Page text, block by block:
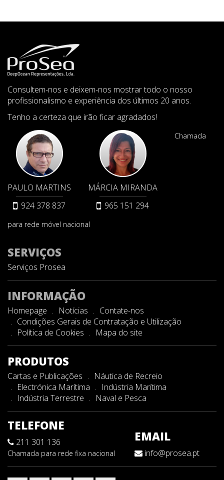
Consultem-nos e deixem-nos mostrar todo o nosso
profissionalismo e experiência dos últimos 20 anos.
Tenho a certeza que irão ficar agradados!
PAULO MARTINS
924 378 837
MÁRCIA MIRANDA
965 151 294
Chamada
para rede móvel nacional
SERVIÇOS
Serviços Prosea
INFORMAÇÃO
Homepage Notícias
Contate-nos
Condições Gerais de Contratação e Utilização
Política de Cookies
Mapa do site
PRODUTOS
Cartas e Publicações
Náutica de Recreio
Electrónica Marítima
Indústria Marítima
Indústria Terrestre
Naval e Pesca
TELEFONE
211 301 136
Chamada para rede fixa nacional
EMAIL
info@prosea.pt